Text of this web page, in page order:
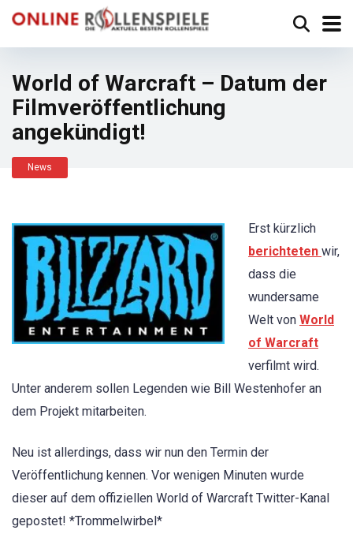
World of Warcraft – Datum der
Filmveröffentlichung
angekündigt!
News
Erst kürzlich
berichteten wir,
dass die
wundersame
Welt von World
of Warcraft
verfilmt wird.
Unter anderem sollen Legenden wie Bill Westenhofer an
dem Projekt mitarbeiten.
Neu ist allerdings, dass wir nun den Termin der
Veröffentlichung kennen. Vor wenigen Minuten wurde
dieser auf dem offiziellen World of Warcraft Twitter-Kanal
gepostet! *Trommelwirbel*